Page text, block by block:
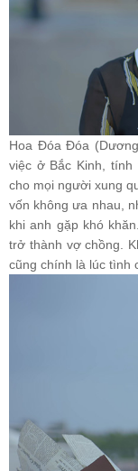
Hoa Đóa Đóa
việc ở Bắc Kinh,
cho mọi người xung
vốn không ưa nhau,
khi anh gặp khó
trở thành vợ chồng.
cũng chính là lúc tình